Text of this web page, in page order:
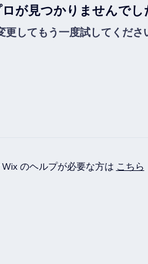
が見つかりませんでし
更してもう一度試してくださ
のヘルプが必要な方は こちら